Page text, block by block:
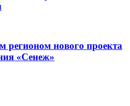
регионом нового проекта
«Сенеж»